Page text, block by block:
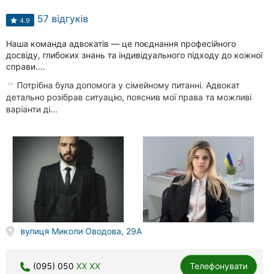
4.9 57 відгуків
Наша команда адвокатів — це поєднання професійного
досвіду, глибоких знань та індивідуального підходу до кожної
справи....
Потрібна була допомога у сімейному питанні. Адвокат
детально розібрав ситуацію, пояснив мої права та можливі
варіанти ді...
вулиця Миколи Оводова, 29А
(095) 050 XX XX Телефонувати